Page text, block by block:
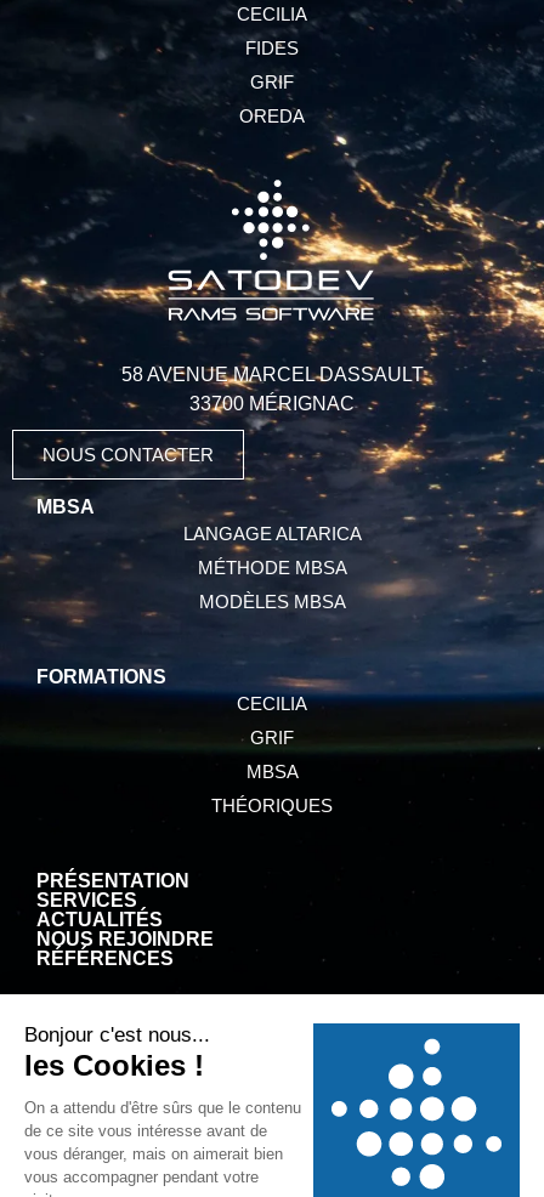
CECILIA
FIDES
GRIF
OREDA
MBSA
LANGAGE ALTARICA
MÉTHODE MBSA
MODÈLES MBSA
58 AVENUE MARCEL DASSAULT
33700 MÉRIGNAC
NOUS CONTACTER
FORMATIONS
CECILIA
GRIF
MBSA
THÉORIQUES
PRÉSENTATION
SERVICES
ACTUALITÉS
NOUS REJOINDRE
RÉFÉRENCES
POLITIQUE DE CONFIDENTIALITÉ
POLITIQUE RELATIVE AUX COOKIES
© 2025 SATODEV – Creation site web EEnov agence web Bordeaux